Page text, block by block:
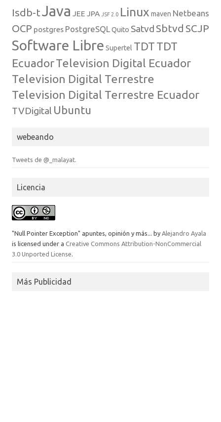
Isdb-tJava JEE JPA JSF 2.0 Linux maven Netbeans
OCP postgres PostgreSQLQuito Satvd Sbtvd SCJP
Software Libre Supertel TDT TDT
EcuadorTelevision Digital Ecuador
Television Digital Terrestre
Television Digital Terrestre Ecuador
TVDigital Ubuntu
webeando
Tweets de @_malayat.
Licencia
"Null Pointer Exception" apuntes, opinión y más... by Alejandro Ayala
is licensed under a Creative Commons Attribution-NonCommercial
3.0 Unported License.
Más Publicidad